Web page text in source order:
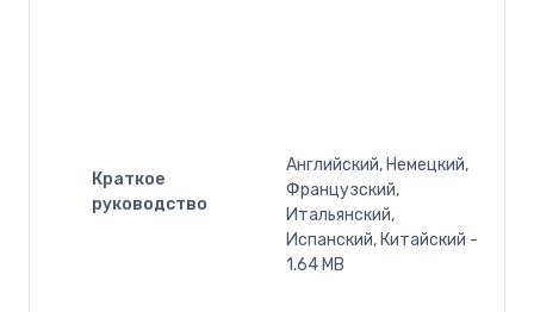
Краткое
руководство
Английский, Немецкий,
Французский,
Итальянский,
Испанский, Китайский -
1.64 MB